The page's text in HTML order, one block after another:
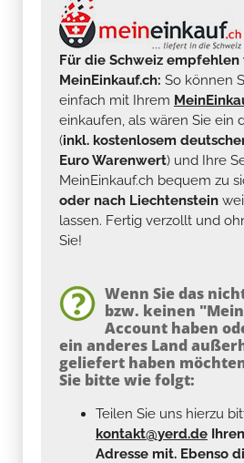
Für die Schweiz empfehlen
MeinEinkauf.ch: So können
einfach mit Ihrem
einkaufen, als wären Sie ein
(inkl. kostenlosem
Euro Warenwert) und Ihre
MeinEinkauf.ch bequem zu
oder nach Liechtenstein
lassen. Fertig verzollt und
Sie!
Wenn Sie das
bzw. keinen
Account haben
ein anderes Land
geliefert haben
Sie bitte wie folgt:
Teilen Sie uns hierzu
kontakt@yerd.de
Adresse mit. Ebenso